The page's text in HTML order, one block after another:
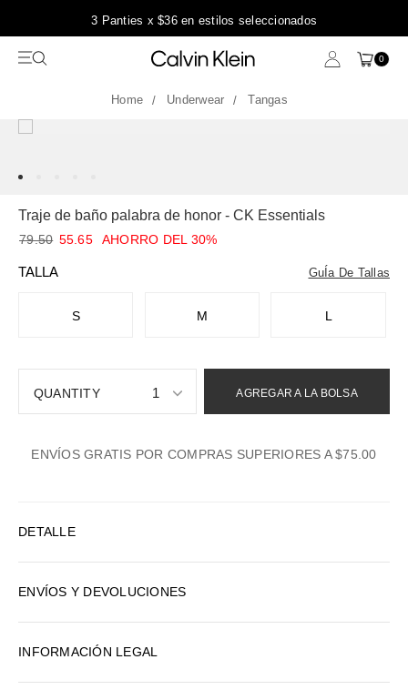
3 Panties x $36 en estilos seleccionados
0
Underwear Tangas
Traje de baño palabra de honor - CK Essentials
79.50 55.65 AHORRO DEL 30%
TALLA
S M L
GuÍa De Tallas
1
2
9
AGREGAR A LA BOLSA
ENVÍOS GRATIS POR COMPRAS SUPERIORES A $75.00
DETALLE
ENVÍOS Y DEVOLUCIONES
INFORMACIÓN LEGAL